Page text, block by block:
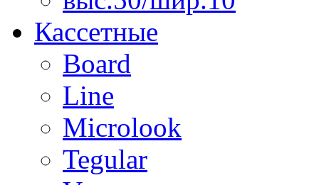
Кассетные
Board
Line
Microlook
Tegular